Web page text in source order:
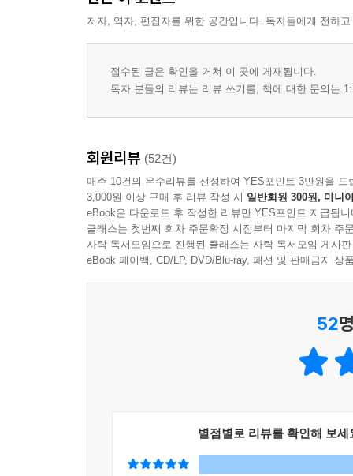
저자, 역자, 편집자를 위한 공간입니다. 독자들에게 전하
접수된 글은 확인을 거쳐 이 곳에 게재됩니다.
독자 분들의 리뷰는 리뷰 쓰기를, 책에 대한 문의는
회원리뷰 (52건)
매주 10건의 우수리뷰를 선정하여 YES포인트 3만원을 드
3,000원 이상 구매 후 리뷰 작성 시 일반회원 300원, 마니
eBook은 다운로드 후 작성한 리뷰만 YES포인트 지급됩니
클래스는 첫번째 회차 주문확정 시점부터 마지막 회차 주
사락 독서모임으로 진행된 클래스는 사락 독서모임 게시
eBook 페이백, CD/LP, DVD/Blu-ray, 패션 및 판매금지 상
52
별점별로 리뷰를 확인해 보세